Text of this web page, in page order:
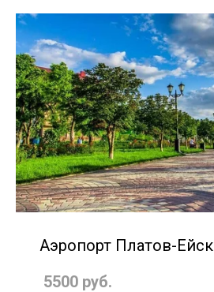
Аэропорт Платов-Ейск
5500 руб.